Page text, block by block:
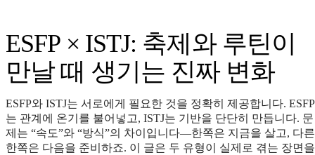
ESFP × ISTJ: 축제와 루틴이
만날 때 생기는 진짜 변화
ESFP와 ISTJ는 서로에게 필요한 것을 정확히 제공합니다. ESFP
는 관계에 온기를 불어넣고, ISTJ는 기반을 단단히 만듭니다. 문
제는 “속도”와 “방식”의 차이입니다—한쪽은 지금을 살고, 다른
한쪽은 다음을 준비하죠. 이 글은 두 유형이 실제로 겪는 장면을